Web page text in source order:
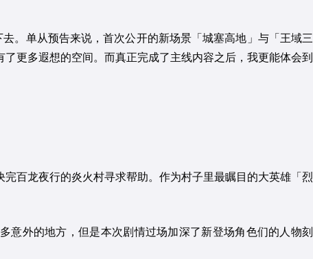
。单从预告来说，首次公开的新场景「城塞高地」与「王域三
更多遐想的空间。而真正完成了主线内容之后，我更能体会到
百龙夜行的炎火村寻求帮助。作为村子里最瞩目的大英雄「烈
意外的地方，但是本次剧情过场加深了新登场角色们的人物刻